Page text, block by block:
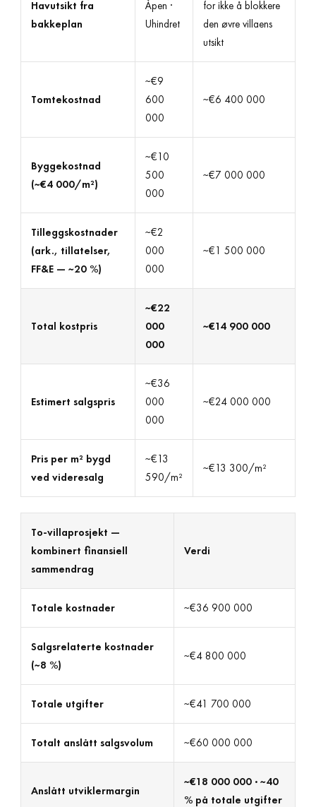
Havutsikt fra
bakkeplan
Åpen ·
Uhindret
for ikke å blokkere
den øvre villaens
utsikt
Tomtekostnad
~€9
600
000
~€6 400 000
Byggekostnad
(~€4 000/m²)
~€10
500
000
~€7 000 000
Tilleggskostnader
(ark., tillatelser,
FF&E — ~20 %)
~€2
000
000
~€1 500 000
Total kostpris
~€22
000
000
~€14 900 000
Estimert salgspris
~€36
000
000
~€24 000 000
Pris per m² bygd
ved videresalg
~€13
590/m²
~€13 300/m²
To-villaprosjekt —
kombinert finansiell
sammendrag
Verdi
Totale kostnader ~€36 900 000
Salgsrelaterte kostnader
(~8 %)
~€4 800 000
Totale utgifter ~€41 700 000
Totalt anslått salgsvolum ~€60 000 000
Anslått utviklermargin
~€18 000 000 · ~40
% på totale utgifter